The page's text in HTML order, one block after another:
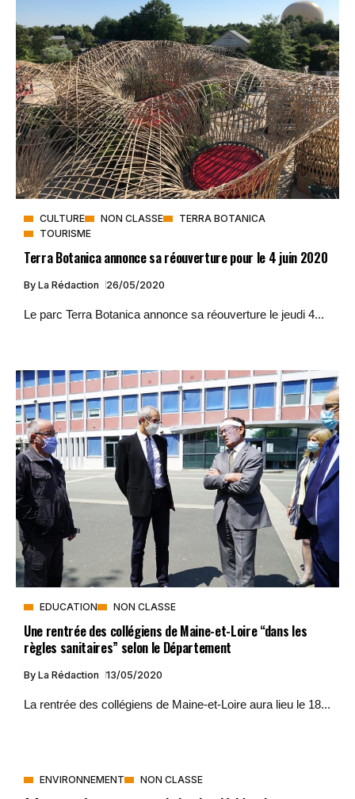
CULTURE NON CLASSE
TERRA BOTANICA
TOURISME
Terra Botanica annonce sa réouverture pour le 4 juin 2020
By La Rédaction 26/05/2020
Le parc Terra Botanica annonce sa réouverture le jeudi 4...
EDUCATION NON CLASSE
Une rentrée des collégiens de Maine-et-Loire “dans les
règles sanitaires” selon le Département
By La Rédaction 13/05/2020
La rentrée des collégiens de Maine-et-Loire aura lieu le 18...
ENVIRONNEMENT NON CLASSE